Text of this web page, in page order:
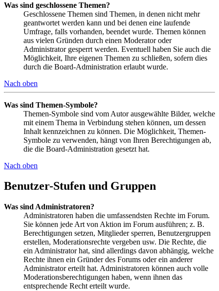
Was sind geschlossene Themen?
Geschlossene Themen sind Themen, in denen nicht mehr
geantwortet werden kann und bei denen eine laufende
Umfrage, falls vorhanden, beendet wurde. Themen können
aus vielen Gründen durch einen Moderator oder
Administrator gesperrt werden. Eventuell haben Sie auch die
Möglichkeit, Ihre eigenen Themen zu schließen, sofern dies
durch die Board-Administration erlaubt wurde.
Nach oben
Was sind Themen-Symbole?
Themen-Symbole sind vom Autor ausgewählte Bilder, welche
mit einem Thema in Verbindung stehen können, um dessen
Inhalt kennzeichnen zu können. Die Möglichkeit, Themen-
Symbole zu verwenden, hängt von Ihren Berechtigungen ab,
die die Board-Administration gesetzt hat.
Nach oben
Benutzer-Stufen und Gruppen
Was sind Administratoren?
Administratoren haben die umfassendsten Rechte im Forum.
Sie können jede Art von Aktion im Forum ausführen; z. B.
Berechtigungen setzen, Mitglieder sperren, Benutzergruppen
erstellen, Moderationsrechte vergeben usw. Die Rechte, die
ein Administrator hat, sind allerdings davon abhängig, welche
Rechte ihnen ein Gründer des Forums oder ein anderer
Administrator erteilt hat. Administratoren können auch volle
Moderationsberechtigungen haben, wenn ihnen das
entsprechende Recht erteilt wurde.